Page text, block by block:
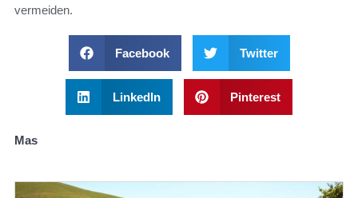
vermeiden.
Facebook Twitter
LinkedIn Pinterest
Mas